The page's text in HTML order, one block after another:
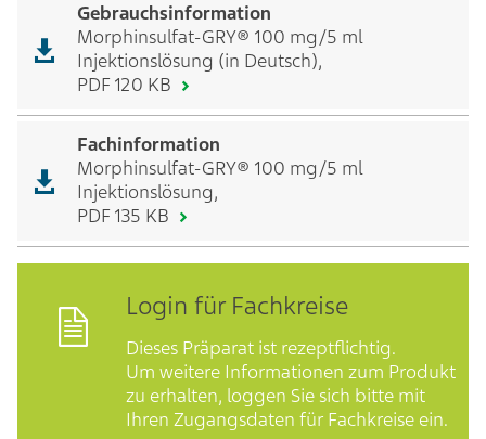
Gebrauchsinformation
Morphinsulfat-GRY® 100 mg/5 ml
Injektionslösung (in Deutsch),
PDF 120 KB
Fachinformation
Morphinsulfat-GRY® 100 mg/5 ml
Injektionslösung,
PDF 135 KB
Login für Fachkreise
Dieses Präparat ist rezeptflichtig.
Um weitere Informationen zum Produkt
zu erhalten, loggen Sie sich bitte mit
Ihren Zugangsdaten für Fachkreise ein.